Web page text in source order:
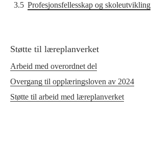
3.5 Profesjonsfellesskap og skoleutvikling
Støtte til læreplanverket
Arbeid med overordnet del
Overgang til opplæringsloven av 2024
Støtte til arbeid med læreplanverket